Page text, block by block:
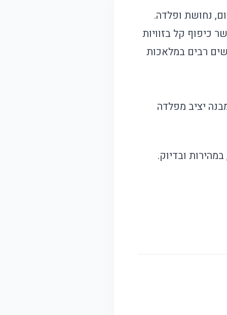
נחושת ופלדה.
מ"מ, 8 מ"מ, ו-10 מ"מ. הכלי מאפשר כיפוף קל בזוויות
רבים במלאכות
יציב מפלדה